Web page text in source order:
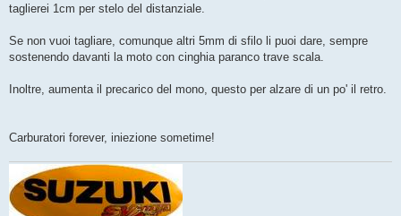
taglierei 1cm per stelo del distanziale.
Se non vuoi tagliare, comunque altri 5mm di sfilo li puoi dare, sempre
sostenendo davanti la moto con cinghia paranco trave scala.
Inoltre, aumenta il precarico del mono, questo per alzare di un po' il retro.
Carburatori forever, iniezione sometime!